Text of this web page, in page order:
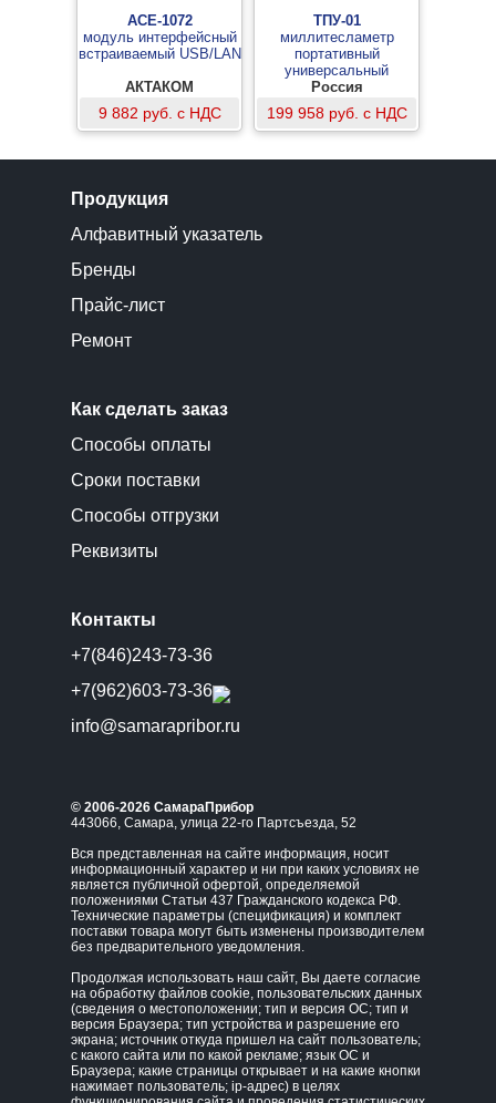
АСЕ-1072
модуль интерфейсный
встраиваемый USB/LAN
АКТАКОМ
9 882 руб. с НДС
ТПУ-01
миллитесламетр
портативный
универсальный
Россия
199 958 руб. с НДС
Продукция
Алфавитный указатель
Бренды
Прайс-лист
Ремонт
Как сделать заказ
Способы оплаты
Сроки поставки
Способы отгрузки
Реквизиты
Контакты
+7(846)243-73-36
+7(962)603-73-36
info@samarapribor.ru
© 2006-2026 СамараПрибор
443066, Самара, улица 22-го Партсъезда, 52
Вся представленная на сайте информация, носит
информационный характер и ни при каких условиях не
является публичной офертой, определяемой
положениями Статьи 437 Гражданского кодекса РФ.
Технические параметры (спецификация) и комплект
поставки товара могут быть изменены производителем
без предварительного уведомления.
Продолжая использовать наш сайт, Вы даете согласие
на обработку файлов cookie, пользовательских данных
(сведения о местоположении; тип и версия ОС; тип и
версия Браузера; тип устройства и разрешение его
экрана; источник откуда пришел на сайт пользователь;
с какого сайта или по какой рекламе; язык ОС и
Браузера; какие страницы открывает и на какие кнопки
нажимает пользователь; ip-адрес) в целях